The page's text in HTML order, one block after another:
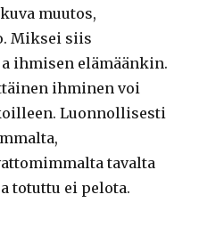
muutos,
Miksei siis
ihmisen elämäänkin.
ihminen voi
Luonnollisesti
tavalta
totuttu ei pelota.